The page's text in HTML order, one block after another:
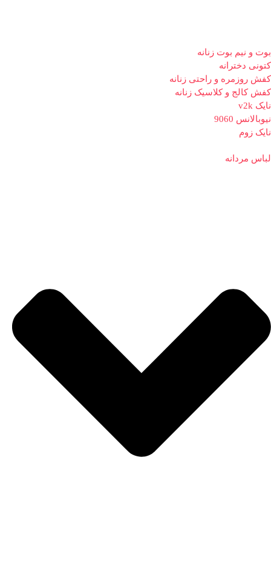
بوت و نیم بوت زنانه
کتونی دخترانه
کفش روزمره و راحتی زنانه
کفش کالج و کلاسیک زنانه
نایک v2k
نیوبالانس 9060
نایک زوم
لباس مردانه